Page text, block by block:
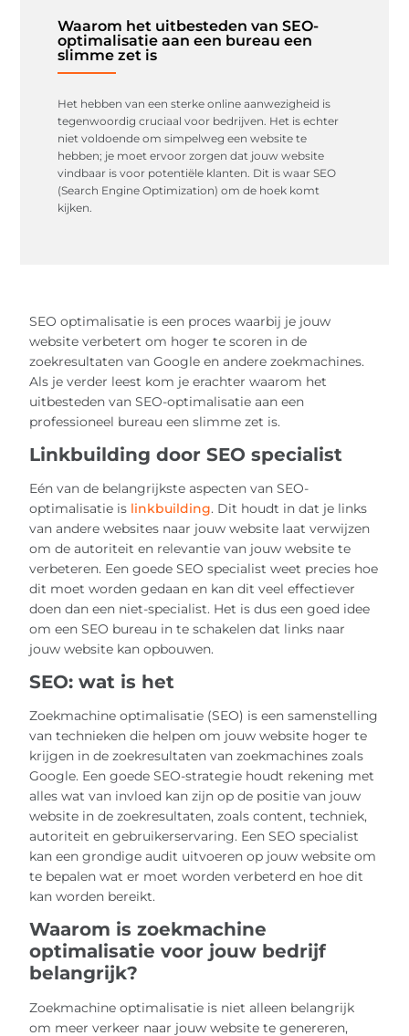
Waarom het uitbesteden van SEO-
optimalisatie aan een bureau een
slimme zet is
Het hebben van een sterke online aanwezigheid is
tegenwoordig cruciaal voor bedrijven. Het is echter
niet voldoende om simpelweg een website te
hebben; je moet ervoor zorgen dat jouw website
vindbaar is voor potentiële klanten. Dit is waar SEO
(Search Engine Optimization) om de hoek komt
kijken.
SEO optimalisatie is een proces waarbij je jouw
website verbetert om hoger te scoren in de
zoekresultaten van Google en andere zoekmachines.
Als je verder leest kom je erachter waarom het
uitbesteden van SEO-optimalisatie aan een
professioneel bureau een slimme zet is.
Linkbuilding door SEO specialist
Eén van de belangrijkste aspecten van SEO-
optimalisatie is linkbuilding. Dit houdt in dat je links
van andere websites naar jouw website laat verwijzen
om de autoriteit en relevantie van jouw website te
verbeteren. Een goede SEO specialist weet precies hoe
dit moet worden gedaan en kan dit veel effectiever
doen dan een niet-specialist. Het is dus een goed idee
om een SEO bureau in te schakelen dat links naar
jouw website kan opbouwen.
SEO: wat is het
Zoekmachine optimalisatie (SEO) is een samenstelling
van technieken die helpen om jouw website hoger te
krijgen in de zoekresultaten van zoekmachines zoals
Google. Een goede SEO-strategie houdt rekening met
alles wat van invloed kan zijn op de positie van jouw
website in de zoekresultaten, zoals content, techniek,
autoriteit en gebruikerservaring. Een SEO specialist
kan een grondige audit uitvoeren op jouw website om
te bepalen wat er moet worden verbeterd en hoe dit
kan worden bereikt.
Waarom is zoekmachine
optimalisatie voor jouw bedrijf
belangrijk?
Zoekmachine optimalisatie is niet alleen belangrijk
om meer verkeer naar jouw website te genereren,